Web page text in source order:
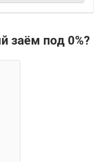
заём под 0%?